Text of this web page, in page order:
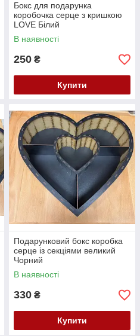
Бокс для подарунка
коробочка серце з кришкою
LOVE Білий
В наявності
250 ₴
Купити
Подарунковий бокс коробка
серце із секціями великий
Чорний
В наявності
330 ₴
Купити